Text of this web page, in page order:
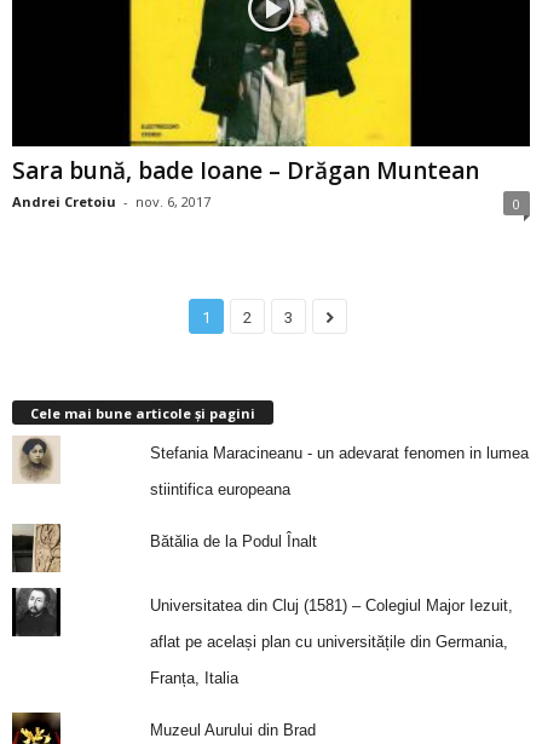
Sara bună, bade Ioane – Drăgan Muntean
Andrei Cretoiu - nov. 6, 2017 0
1 2 3
Cele mai bune articole și pagini
Stefania Maracineanu - un adevarat fenomen in lumea
stiintifica europeana
Bătălia de la Podul Înalt
Universitatea din Cluj (1581) – Colegiul Major Iezuit,
aflat pe același plan cu universitățile din Germania,
Franța, Italia
Muzeul Aurului din Brad